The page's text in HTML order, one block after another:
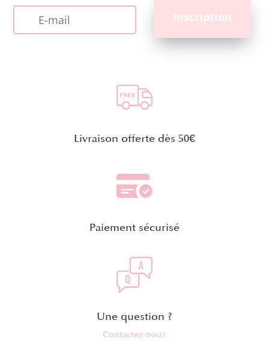
Livraison offerte dès 50€
Paiement sécurisé
Une question ?
Contactez-nous